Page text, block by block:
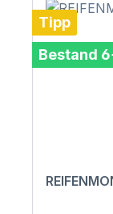
Tipp
Bestand